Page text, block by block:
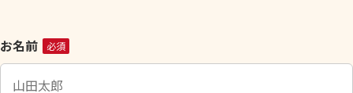
こ
の
お名前 必須